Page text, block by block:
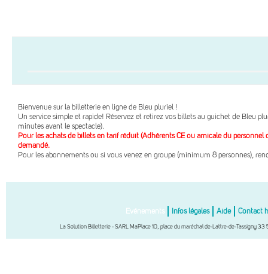
Bienvenue sur la billetterie en ligne de Bleu pluriel !
Un service simple et rapide! Réservez et retirez vos billets au guichet de Bleu
minutes avant le spectacle).
Pour les achats de billets en tarif réduit (Adhérents CE ou amicale du
demandé.
Pour les abonnements ou si vous venez en groupe (minimum 8 personnes),
Evénements Infos légales Aide Contact
La Solution Billetterie - SARL MaPlace 10, place du maréchal de-Lattre-de-Tassigny 33